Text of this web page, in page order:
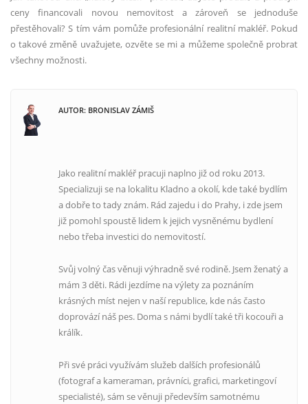
ceny financovali novou nemovitost a zároveň se jednoduše
přestěhovali? S tím vám pomůže profesionální realitní makléř. Pokud
o takové změně uvažujete, ozvěte se mi a můžeme společně probrat
všechny možnosti.
AUTOR: BRONISLAV ZÁMIŠ
Jako realitní makléř pracuji naplno již od roku 2013.
Specializuji se na lokalitu Kladno a okolí, kde také bydlím
a dobře to tady znám. Rád zajedu i do Prahy, i zde jsem
již pomohl spoustě lidem k jejich vysněnému bydlení
nebo třeba investici do nemovitostí.
Svůj volný čas věnuji výhradně své rodině. Jsem ženatý a
mám 3 děti. Rádi jezdíme na výlety za poznáním
krásných míst nejen v naší republice, kde nás často
doprovází náš pes. Doma s námi bydlí také tři kocouři a
králík.
Při své práci využívám služeb dalších profesionálů
(fotograf a kameraman, právníci, grafici, marketingoví
specialisté), sám se věnuji především samotnému